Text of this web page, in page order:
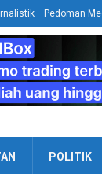
Pedoman
POLITIK